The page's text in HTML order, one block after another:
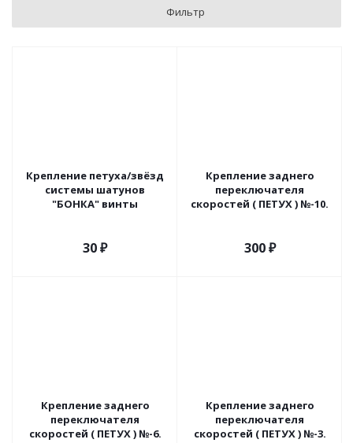
Фильтр
Крепление петуха/звёзд
системы шатунов
"БОНКА" винты
30₽
Крепление заднего
переключателя
скоростей ( ПЕТУХ ) №-10.
300₽
Крепление заднего
переключателя
скоростей ( ПЕТУХ ) №-6.
Крепление заднего
переключателя
скоростей ( ПЕТУХ ) №-3.